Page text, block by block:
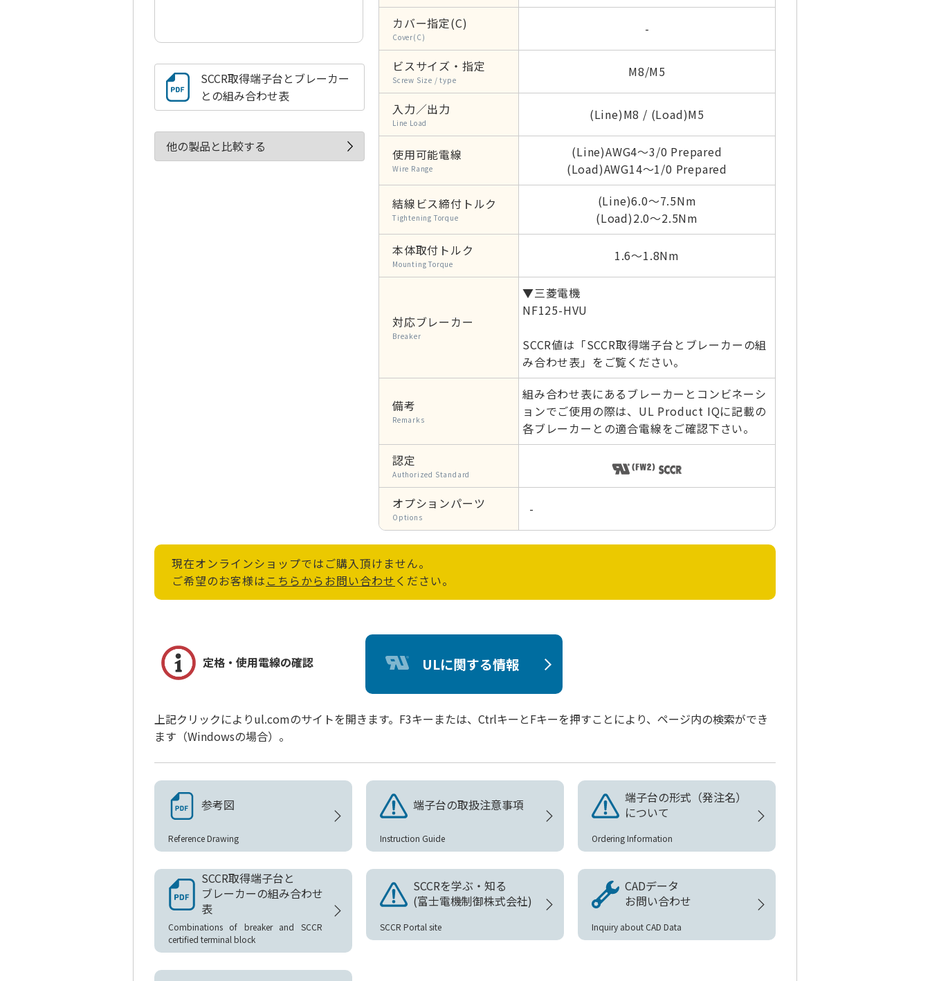
SCCR取得端子台とブレーカー
との組み合わせ表
他の製品と比較する
カバー指定(C)
Cover(C)
-
ビスサイズ・指定
Screw Size / type
M8/M5
入力／出力
Line Load
(Line)M8 / (Load)M5
使用可能電線
Wire Range
(Line)AWG4～3/0 Prepared
(Load)AWG14～1/0 Prepared
結線ビス締付トルク
Tightening Torque
(Line)6.0～7.5Nm
(Load)2.0～2.5Nm
本体取付トルク
Mounting Torque
1.6～1.8Nm
対応ブレーカー
Breaker
▼三菱電機
NF125-HVU
SCCR値は「SCCR取得端子台とブレーカーの組
み合わせ表」をご覧ください。
備考
Remarks
組み合わせ表にあるブレーカーとコンビネーシ
ョンでご使用の際は、UL Product IQに記載の
各ブレーカーとの適合電線をご確認下さい。
認定
Authorized Standard
オプションパーツ
Options
-
現在オンラインショップではご購入頂けません。
ご希望のお客様は こちらからお問い合わせ ください。
定格・使用電線の確認 ULに関する情報
上記クリックによりul.comのサイトを開きます。F3キーまたは、CtrlキーとFキーを押すことにより、ページ内の検索ができ
ます（Windowsの場合）。
参考図
Reference Drawing
端子台の取扱注意事項
Instruction Guide
端子台の形式（発注名）
について
Ordering Information
SCCR取得端子台と
ブレーカーの組み合わせ
表
Combinations of breaker and SCCR
certified terminal block
SCCRを学ぶ・知る
(富士電機制御株式会社)
SCCR Portal site
CADデータ
お問い合わせ
Inquiry about CAD Data